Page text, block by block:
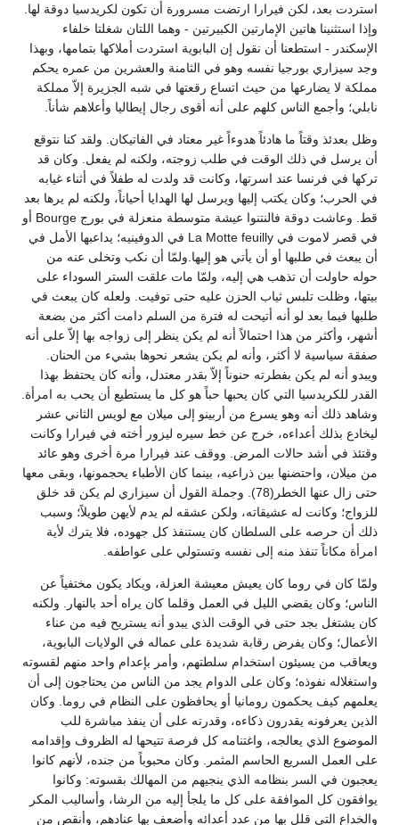
استردت بعد، لكن فيرارا ارتضت مسرورة أن تكون لكريدسيا دوقة لها.
وإذا استثنينا هاتين الإمارتين الكبيرتين - وهما اللتان شغلتا خلفاء
الإسكندر - استطعنا أن نقول إن البابوية استردت أملاكها بتمامها، وبهذا
وجد سيزاري بورجيا نفسه وهو في الثامنة والعشرين من عمره يحكم
مملكة لا يضارعها من حيث اتساع رقعتها في شبه الجزيرة إلاّ مملكة
نابلي؛ وأجمع الناس كلهم على أنه أقوى رجال إيطاليا وأعلاهم شأناً.
وظل بعدئذ وقتاً ما هادئاً هدوءاً غير معتاد في الفاتيكان. ولقد كنا نتوقع
أن يرسل في ذلك الوقت في طلب زوجته، ولكنه لم يفعل. وكان قد
تركها في فرنسا عند اسرتها، وكانت قد ولدت له طفلاً في أثناء غيابه
في الحرب؛ وكان يكتب إليها ويرسل لها الهدايا أحياناً، ولكنه لم يرها بعد
قط. وعاشت دوقة فالنتنوا عيشة متوسطة منعزلة في بورج Bourge أو
في قصر لاموت في La Motte feuilly في الدوفينيه؛ يداعبها الأمل في
أن يبعث في طلبها أو أن يأتي هو إليها.ولمّا أن نكب وتخلى عنه من
حوله حاولت أن تذهب هي إليه، ولمّا مات علقت الستر السوداء على
بيتها، وظلت تلبس ثياب الحزن عليه حتى توفيت. ولعله كان يبعث في
طلبها فيما بعد لو أنه أتيحت له فترة من السلم دامت أكثر من بضعة
أشهر، وأكثر من هذا احتمالاً أنه لم يكن ينظر إلى زواجه بها إلاّ على أنه
صفقة سياسية لا أكثر، وأنه لم يكن يشعر نحوها بشيء من الحنان.
ويبدو أنه لم يكن بفطرته حنوناً إلاّ بقدر معتدل، وأنه كان يحتفظ بهذا
القدر للكريدسيا التي كان يحبها حباً هو كل ما يستطيع أن يحب به امرأة.
وشاهد ذلك أنه وهو يسرع من أربينو إلى ميلان مع لويس الثاني عشر
ليخادع بذلك أعداءه، خرج عن خط سيره ليزور أخته في فيرارا وكانت
وقتئذ في أشد حالات المرض. ووقف عند فيرارا مرة أخرى وهو عائد
من ميلان، واحتضنها بين ذراعيه، بينما كان الأطباء يحجمونها، وبقى معها
حتى زال عنها الخطر(78). وجملة القول أن سيزاري لم يكن قد خلق
للزواج؛ وكانت له عشيقاته، ولكن عشقه لم يدم لأيهن طويلاً؛ وسبب
ذلك أن حرصه على السلطان كان يستنفذ كل جهوده، فلا يترك لأية
امرأة مكاناً تنفذ منه إلى نفسه وتستولي على عواطفه.
ولمّا كان في روما كان يعيش معيشة العزلة، ويكاد يكون مختفياً عن
الناس؛ وكان يقضي الليل في العمل وقلما كان يراه أحد بالنهار. ولكنه
كان يشتغل بجد حتى في الوقت الذي يبدو أنه يستريح فيه من عناء
الأعمال؛ وكان يفرض رقابة شديدة على عماله في الولايات البابوية،
ويعاقب من يسيئون استخدام سلطتهم، وأمر بإعدام واحد منهم لقسوته
واستغلاله نفوذه؛ وكان على الدوام يجد من الناس من يحتاجون إلى أن
يعلمهم كيف يحكمون رومانيا أو يحافظون على النظام في روما. وكان
الذين يعرفونه يقدرون ذكاءه، وقدرته على أن ينفذ مباشرة للب
الموضوع الذي يعالجه، واغتنامه كل فرصة تتيحها له الظروف وإقدامه
على العمل السريع الحاسم المثمر. وكان محبوباً من جنده، لأنهم كانوا
يعجبون في السر بنظامه الذي ينجيهم من المهالك بقسوته: وكانوا
يوافقون كل الموافقة على كل ما يلجأ إليه من الرشا، وأساليب المكر
والخداع التي قلل بها من عدد أعدائه وأضعف بها عنادهم، وأنقص من